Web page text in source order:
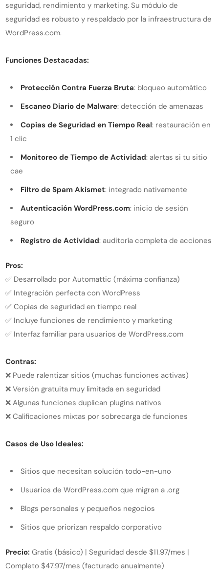
seguridad, rendimiento y marketing. Su módulo de
seguridad es robusto y respaldado por la infraestructura de
WordPress.com.
Funciones Destacadas:
Protección Contra Fuerza Bruta: bloqueo automático
Escaneo Diario de Malware: detección de amenazas
Copias de Seguridad en Tiempo Real: restauración en
1 clic
Monitoreo de Tiempo de Actividad: alertas si tu sitio
cae
Filtro de Spam Akismet: integrado nativamente
Autenticación WordPress.com: inicio de sesión
seguro
Registro de Actividad: auditoría completa de acciones
Pros:
✅ Desarrollado por Automattic (máxima confianza)
✅ Integración perfecta con WordPress
✅ Copias de seguridad en tiempo real
✅ Incluye funciones de rendimiento y marketing
✅ Interfaz familiar para usuarios de WordPress.com
Contras:
❌ Puede ralentizar sitios (muchas funciones activas)
❌ Versión gratuita muy limitada en seguridad
❌ Algunas funciones duplican plugins nativos
❌ Calificaciones mixtas por sobrecarga de funciones
Casos de Uso Ideales:
Sitios que necesitan solución todo-en-uno
Usuarios de WordPress.com que migran a .org
Blogs personales y pequeños negocios
Sitios que priorizan respaldo corporativo
Precio: Gratis (básico) | Seguridad desde $11.97/mes |
Completo $47.97/mes (facturado anualmente)